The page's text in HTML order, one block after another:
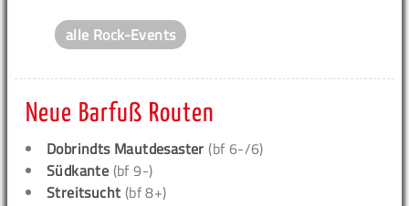
alle Rock-Events
Neue Barfuß Routen
Dobrindts Mautdesaster (bf 6-/6)
Südkante (bf 9-)
Streitsucht (bf 8+)